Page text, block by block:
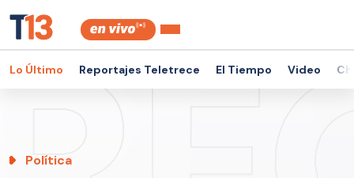
Lo Último Reportajes Teletrece El Tiempo Video
Política